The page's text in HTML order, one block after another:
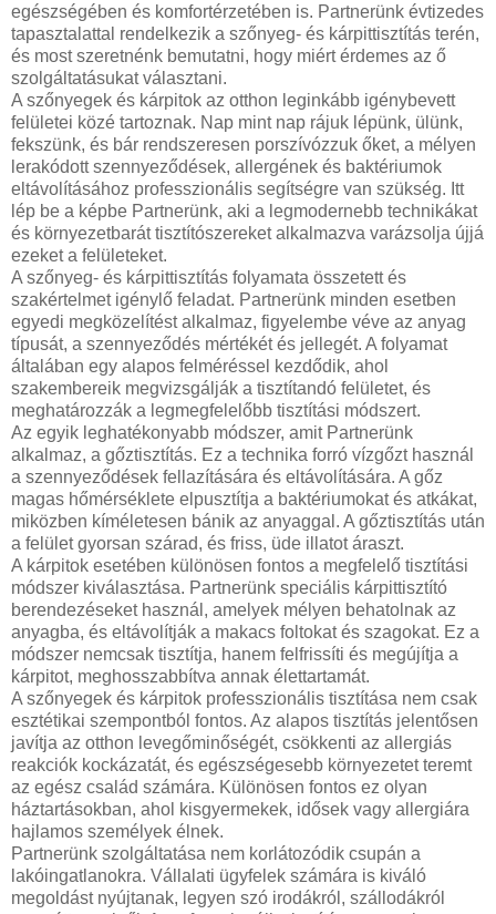
egészségében és komfortérzetében is. Partnerünk évtizedes
tapasztalattal rendelkezik a szőnyeg- és kárpittisztítás terén,
és most szeretnénk bemutatni, hogy miért érdemes az ő
szolgáltatásukat választani.
A szőnyegek és kárpitok az otthon leginkább igénybevett
felületei közé tartoznak. Nap mint nap rájuk lépünk, ülünk,
fekszünk, és bár rendszeresen porszívózzuk őket, a mélyen
lerakódott szennyeződések, allergének és baktériumok
eltávolításához professzionális segítségre van szükség. Itt
lép be a képbe Partnerünk, aki a legmodernebb technikákat
és környezetbarát tisztítószereket alkalmazva varázsolja újjá
ezeket a felületeket.
A szőnyeg- és kárpittisztítás folyamata összetett és
szakértelmet igénylő feladat. Partnerünk minden esetben
egyedi megközelítést alkalmaz, figyelembe véve az anyag
típusát, a szennyeződés mértékét és jellegét. A folyamat
általában egy alapos felméréssel kezdődik, ahol
szakembereik megvizsgálják a tisztítandó felületet, és
meghatározzák a legmegfelelőbb tisztítási módszert.
Az egyik leghatékonyabb módszer, amit Partnerünk
alkalmaz, a gőztisztítás. Ez a technika forró vízgőzt használ
a szennyeződések fellazítására és eltávolítására. A gőz
magas hőmérséklete elpusztítja a baktériumokat és atkákat,
miközben kíméletesen bánik az anyaggal. A gőztisztítás után
a felület gyorsan szárad, és friss, üde illatot áraszt.
A kárpitok esetében különösen fontos a megfelelő tisztítási
módszer kiválasztása. Partnerünk speciális kárpittisztító
berendezéseket használ, amelyek mélyen behatolnak az
anyagba, és eltávolítják a makacs foltokat és szagokat. Ez a
módszer nemcsak tisztítja, hanem felfrissíti és megújítja a
kárpitot, meghosszabbítva annak élettartamát.
A szőnyegek és kárpitok professzionális tisztítása nem csak
esztétikai szempontból fontos. Az alapos tisztítás jelentősen
javítja az otthon levegőminőségét, csökkenti az allergiás
reakciók kockázatát, és egészségesebb környezetet teremt
az egész család számára. Különösen fontos ez olyan
háztartásokban, ahol kisgyermekek, idősek vagy allergiára
hajlamos személyek élnek.
Partnerünk szolgáltatása nem korlátozódik csupán a
lakóingatlanokra. Vállalati ügyfelek számára is kiváló
megoldást nyújtanak, legyen szó irodákról, szállodákról